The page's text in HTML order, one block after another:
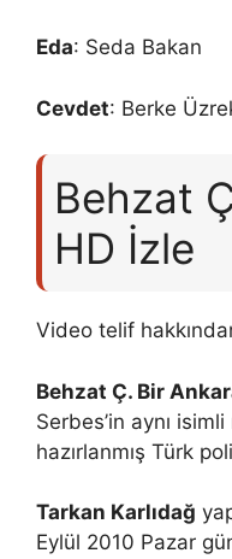
Eda: Seda Bakan
Cevdet: Berke
Behzat
HD İzle
Video telif
Behzat Ç. Bir
Serbes’in aynı
hazırlanmış Türk
Tarkan Karlıdağ
Eylül 2010 Pazar